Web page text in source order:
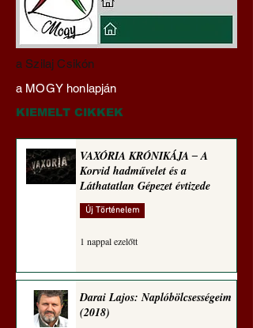
Hajdu Zoltán:
Transzhumanizmus és
technomorál ‒ 21/28.
Rugalmas technomorál:
a Szilaj Csikón
a MOGY honlapján
KIEMELT CIKKEK
VAXÓRIA KRÓNIKÁJA ‒ A
Korvid hadművelet és a
Láthatatlan Gépezet évtizede
Új Történelem
1 nappal ezelőtt
Darai Lajos: Naplóbölcsességeim
(2018)